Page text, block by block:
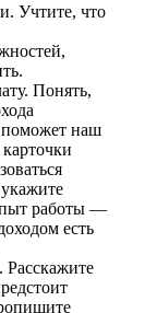
Учтите, что
Понять,
поможет наш
работы —
есть